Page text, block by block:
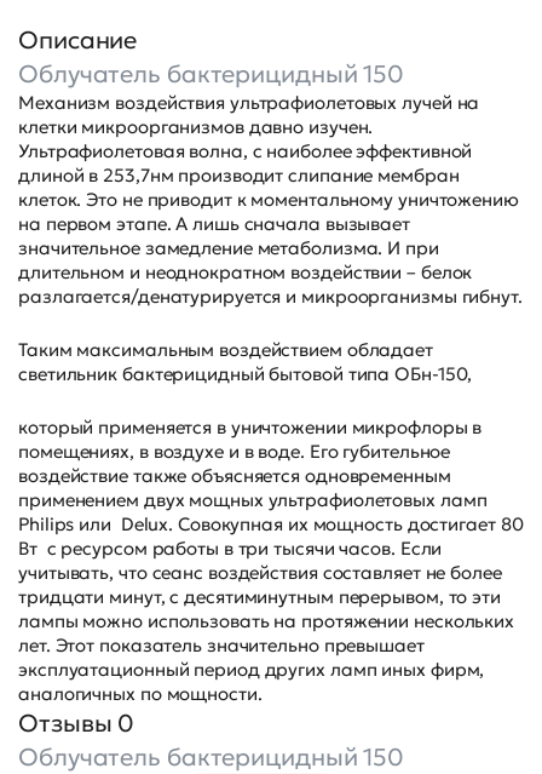
Описание
Облучатель бактерицидный 150
Механизм воздействия ультрафиолетовых лучей на
клетки микроорганизмов давно изучен.
Ультрафиолетовая волна, с наиболее эффективной
длиной в 253,7нм производит слипание мембран
клеток. Это не приводит к моментальному уничтожению
на первом этапе. А лишь сначала вызывает
значительное замедление метаболизма. И при
длительном и неоднократном воздействии – белок
разлагается/денатурируется и микроорганизмы гибнут.
Таким максимальным воздействием обладает
светильник бактерицидный бытовой типа ОБн-150,
который применяется в уничтожении микрофлоры в
помещениях, в воздухе и в воде. Его губительное
воздействие также объясняется одновременным
применением двух мощных ультрафиолетовых ламп
Philips или Delux. Совокупная их мощность достигает 80
Вт с ресурсом работы в три тысячи часов. Если
учитывать, что сеанс воздействия составляет не более
тридцати минут, с десятиминутным перерывом, то эти
лампы можно использовать на протяжении нескольких
лет. Этот показатель значительно превышает
эксплуатационный период других ламп иных фирм,
аналогичных по мощности.
Отзывы 0
Облучатель бактерицидный 150